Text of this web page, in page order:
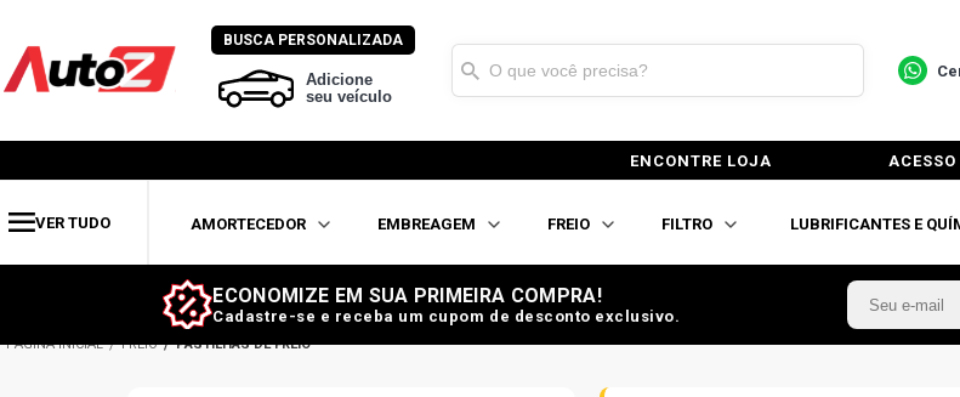
BUSCA PERSONALIZADA
Adicione
seu veículo
ENCONTRE LOJA
VER TUDO AMORTECEDOR EMBREAGEM FREIO FILTRO LUBRIFICANTES E
ECONOMIZE EM SUA PRIMEIRA COMPRA!
Cadastre-se e receba um cupom de desconto exclusivo.
FREIO PASTILHAS DE FREIO